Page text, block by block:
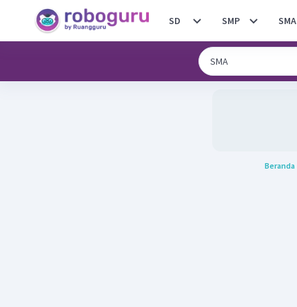
SD SMP SMA
Beranda